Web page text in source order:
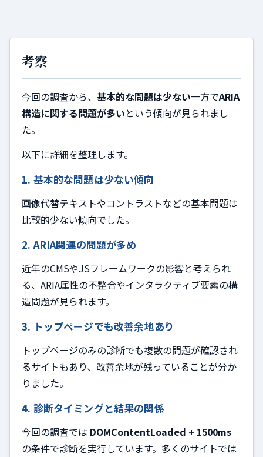
考察
今回の調査から、 基本的な問題は少ない一方でARIA
構造に関する問題が多いという傾向が見られまし
た。
以下に詳細を整理します。
1. 基本的な問題は少ない傾向
画像代替テキストやコントラストなどの基本問題は
比較的少ない傾向でした。
2. ARIA関連の問題が多め
近年のCMSやJSフレームワークの影響と考えられ
る、ARIA属性の不整合やインタラクティブ要素の構
造問題が見られます。
3. トップページでも改善余地あり
トップページのみの診断でも複数の問題が確認され
るサイトもあり、改善余地が残っていることが分か
りました。
4. 診断タイミングと結果の関係
今回の調査では DOMContentLoaded + 1500ms
の条件で診断を実行しています。多くのサイトでは